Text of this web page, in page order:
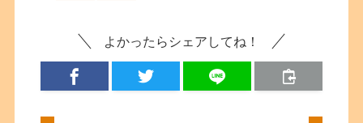
よかったらシェアしてね！